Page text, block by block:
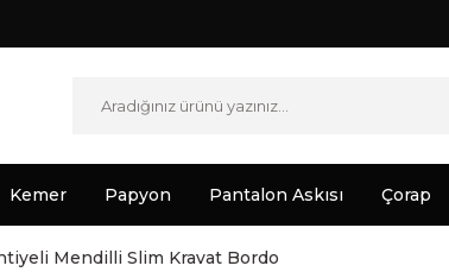
Kemer Papyon Pantalon Askısı Çorap
Mendilli Slim Kravat Bordo